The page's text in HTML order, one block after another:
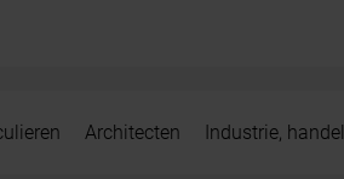
Architecten Industrie,